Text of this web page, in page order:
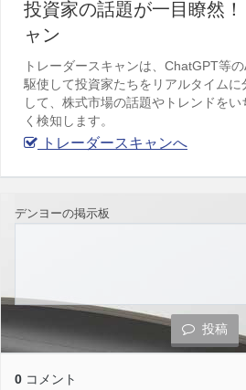
投資家の話題が一目瞭然
ャン
トレーダースキャンは、ChatGPT等
駆使して投資家たちをリアルタイムに
して、株式市場の話題やトレンドをい
く検知します。
トレーダースキャンへ
デンヨーの掲示板
投稿
0 コメント